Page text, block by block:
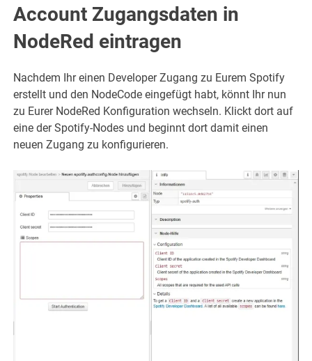
Account Zugangsdaten in
NodeRed eintragen
Nachdem Ihr einen Developer Zugang zu Eurem Spotify
erstellt und den NodeCode eingefügt habt, könnt Ihr nun
zu Eurer NodeRed Konfiguration wechseln. Klickt dort auf
eine der Spotify-Nodes und beginnt dort damit einen
neuen Zugang zu konfigurieren.